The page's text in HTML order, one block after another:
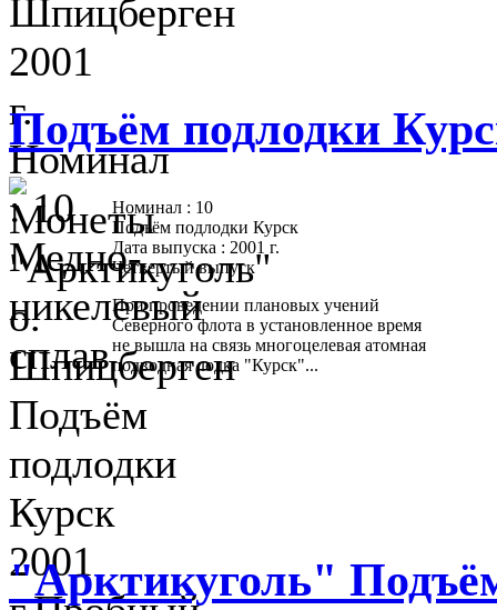
Подъём подлодки
Номинал : 10
Подъём подлодки Курск
Дата выпуска : 2001 г.
Четвертый выпуск
При проведении плановых учений
Северного флота в установленное время
не вышла на связь многоцелевая атомная
подводная лодка "Курск"...
"Арктикуголь"